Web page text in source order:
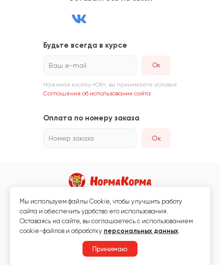
Будьте всегда в курсе
Ваш e-mail
Нажимая кнопку «ОК», вы принимаете условия
Соглашения об использовании сайта
Оплата по номеру заказа
Номер заказа Ок
Магазин кормов для животных и ветаптека
Любая информация, размещённая на сайте, не является публичной
офертой.
Мы используем файлы Сookie, чтобы улучшить работу
сайта и обеспечить удобство его использования.
Оставаясь на сайте, вы соглашаетесь с использованием
cookie-файлов и обработку персональных данных.
Принимаю